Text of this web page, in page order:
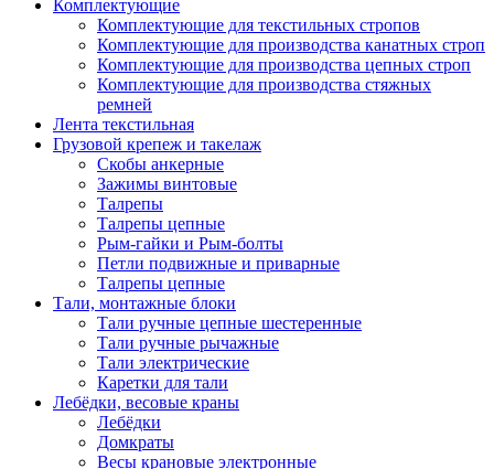
Комплектующие
Комплектующие для текстильных стропов
Комплектующие для производства канатных строп
Комплектующие для производства цепных строп
Комплектующие для производства стяжных
ремней
Лента текстильная
Грузовой крепеж и такелаж
Скобы анкерные
Зажимы винтовые
Талрепы
Талрепы цепные
Рым-гайки и Рым-болты
Петли подвижные и приварные
Талрепы цепные
Тали, монтажные блоки
Тали ручные цепные шестеренные
Тали ручные рычажные
Тали электрические
Каретки для тали
Лебёдки, весовые краны
Лебёдки
Домкраты
Весы крановые электронные